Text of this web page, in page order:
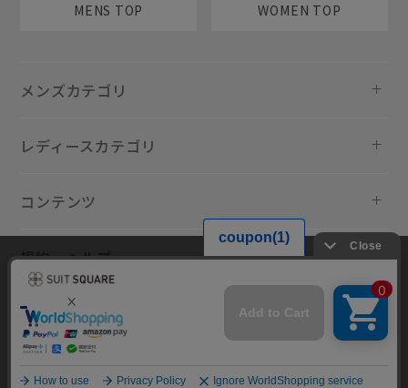
MENS TOP WOMEN TOP
メンズカテゴリ
レディースカテゴリ
コンテンツ
規約・ヘルプ
Copyright © AOYAMA TRADING Co.,Ltd. All Rights Reserved
当サイトでは利用体験の向上およびコンテンツの最適な提供、トラフィ
ックの分析を目的としてCookieを使用しています。サイトの閲覧を継続
された場合、Cookieの利用に同意したものといたします。詳細について
はプライバシーポリシー をご確認ください。
同意して閉じる